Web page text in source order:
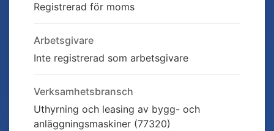
Registrerad för moms
Arbetsgivare
Inte registrerad som arbetsgivare
Verksamhetsbransch
Uthyrning och leasing av bygg- och
anläggningsmaskiner (77320)